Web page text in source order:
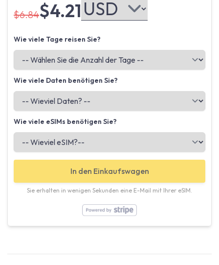
$6.84$4.21
Wie viele Tage reisen Sie?
Wie viele Daten benötigen Sie?
Wie viele eSIMs benötigen Sie?
In den Einkaufswagen
Sie erhalten in wenigen Sekunden eine E-Mail mit Ihrer eSIM.